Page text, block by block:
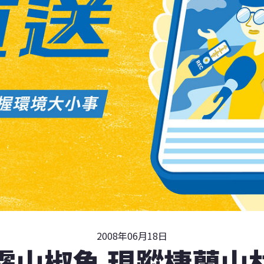
2008年06月18日